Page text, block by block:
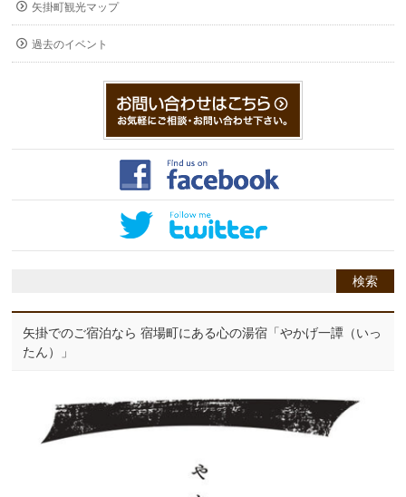
矢掛町観光マップ
過去のイベント
矢掛でのご宿泊なら 宿場町にある心の湯宿「やかげ一譚（いっ
たん）」